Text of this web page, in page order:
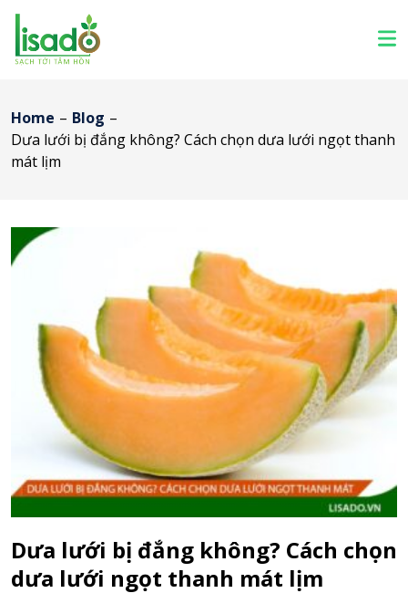
Home – Blog –
Dưa lưới bị đắng không? Cách chọn dưa lưới ngọt thanh
mát lịm
Dưa lưới bị đắng không? Cách chọn
dưa lưới ngọt thanh mát lịm